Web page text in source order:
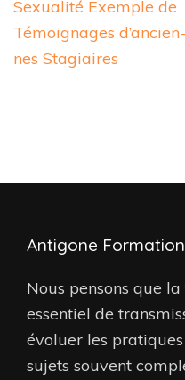
Sexualité Exemple de
Témoignages d’ancien-
nes Stagiaires
Antigone Formation
Nous pensons que
essentiel de
évoluer les
sujets souvent